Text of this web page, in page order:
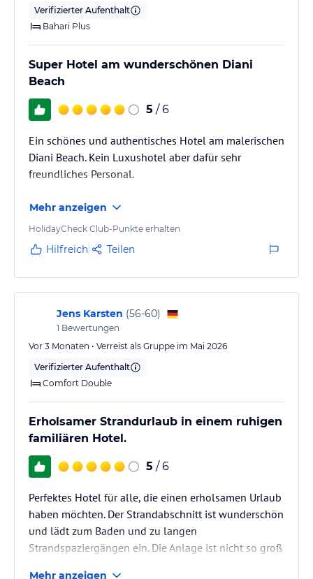
Verifizierter Aufenthalt
Bahari Plus
Super Hotel am wunderschönen Diani
Beach
5 / 6
Ein schönes und authentisches Hotel am malerischen
Diani Beach. Kein Luxushotel aber dafür sehr
freundliches Personal.
Mehr anzeigen
HolidayCheck Club-Punkte erhalten
Hilfreich Teilen
Jens Karsten (56-60)
1 Bewertungen
Vor 3 Monaten • Verreist als Gruppe im Mai 2026
Verifizierter Aufenthalt
Comfort Double
Erholsamer Strandurlaub in einem ruhigen
familiären Hotel.
5 / 6
Perfektes Hotel für alle, die einen erholsamen Urlaub
haben möchten. Der Strandabschnitt ist wunderschön
und lädt zum Baden und zu langen
Strandspaziergängen ein. Die Anlage ist nicht so groß
Mehr anzeigen